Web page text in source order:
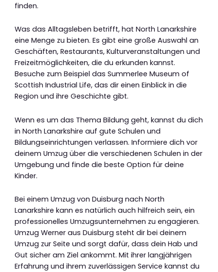
finden.
Was das Alltagsleben betrifft, hat North Lanarkshire
eine Menge zu bieten. Es gibt eine große Auswahl an
Geschäften, Restaurants, Kulturveranstaltungen und
Freizeitmöglichkeiten, die du erkunden kannst.
Besuche zum Beispiel das Summerlee Museum of
Scottish Industrial Life, das dir einen Einblick in die
Region und ihre Geschichte gibt.
Wenn es um das Thema Bildung geht, kannst du dich
in North Lanarkshire auf gute Schulen und
Bildungseinrichtungen verlassen. Informiere dich vor
deinem Umzug über die verschiedenen Schulen in der
Umgebung und finde die beste Option für deine
Kinder.
Bei einem Umzug von Duisburg nach North
Lanarkshire kann es natürlich auch hilfreich sein, ein
professionelles Umzugsunternehmen zu engagieren.
Umzug Werner aus Duisburg steht dir bei deinem
Umzug zur Seite und sorgt dafür, dass dein Hab und
Gut sicher am Ziel ankommt. Mit ihrer langjährigen
Erfahrung und ihrem zuverlässigen Service kannst du